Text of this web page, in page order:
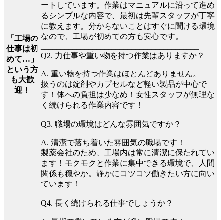
「工場の
仕事は初
めて…」
という方
も大歓
迎！
ートしています。作業はマニュアルに沿って進め
るシンプルな内容で、最初は先輩スタッフが丁寧
に教えます。分からないことはすぐに聞ける環境
なので、工場が初めての方も安心です。
Q2. 力仕事や重い物を持つ作業はありますか？
A. 重い物を持つ作業はほとんどありません。
扱うのは錠剤やカプセルなど軽い製品が中心で
す！体への負担は少なめ！女性スタッフが無理な
く続けられる作業内容です！
Q3. 職場の環境はどんな雰囲気ですか？
A. 清潔で落ち着いた雰囲気の職場です！
製薬会社のため、工場内は常に清潔に保たれてい
ます！モクモクと作業に集中できる環境で、人間
関係も穏やか。静かにコツコツ働きたい方に向い
ています！
Q4. 長く続けられる仕事でしょうか？